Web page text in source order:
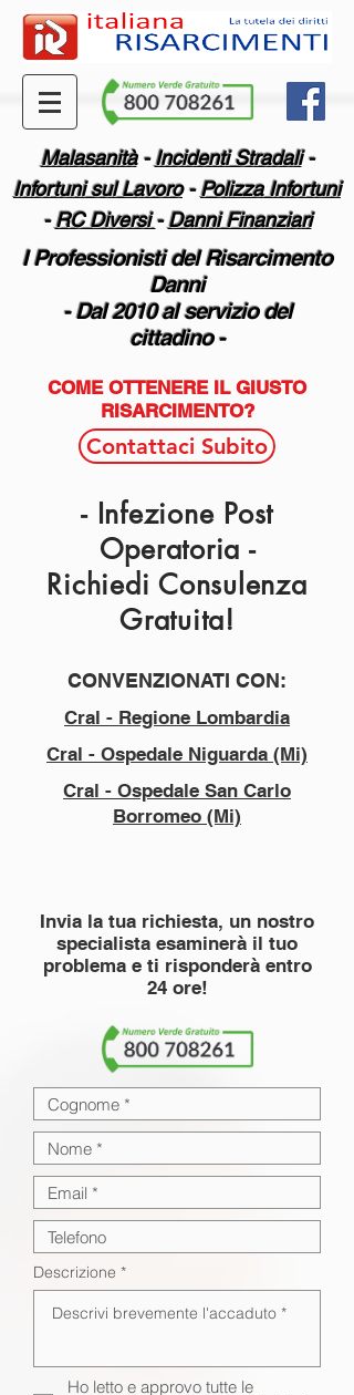
Malasanità-Incidenti Stradali-
Infortuni sul Lavoro-Polizza Infortuni
-RC Diversi-Danni Finanziari
I Professionisti del Risarcimento
Danni
-Dal 2010 al servizio del
cittadino -
COME OTTENERE IL GIUSTO
RISARCIMENTO?
Contattaci Subito
- Infezione Post
Operatoria -
Richiedi Consulenza
Gratuita!
CONVENZIONATI CON:
Cral - Regione Lombardia
Cral - Ospedale Niguarda (Mi)
Cral - Ospedale San Carlo
Borromeo (Mi)
Invia la tua richiesta, un nostro
specialista esaminerà il tuo
problema e ti risponderà entro
24 ore!
Descrizione
Ho letto e approvo tutte le